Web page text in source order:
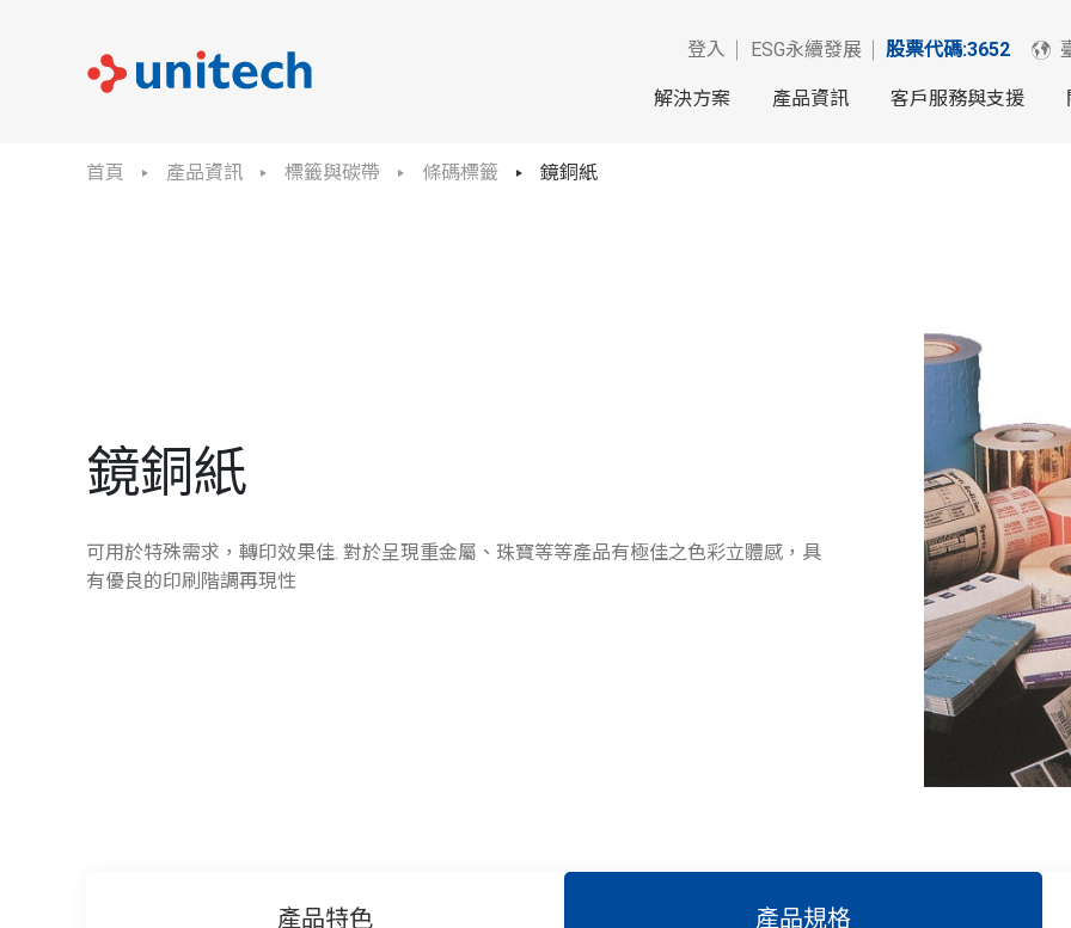
登入 ESG永續發展 股票代碼:3652
解決方案 產品資訊 客戶服務與支援
首頁 產品資訊 標籤與碳帶 條碼標籤 鏡銅紙
鏡銅紙
可用於特殊需求，轉印效果佳. 對於呈現重金屬、珠寶等等產品有極佳之色彩立體感，具
有優良的印刷階調再現性
產品特色 產品規格